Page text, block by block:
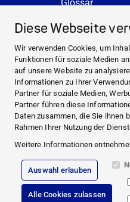
Diese Webseite
Wir verwenden Cookies, um
Funktionen für soziale Medien
auf unsere Website zu
Informationen zu Ihrer
Partner für soziale Medien,
Partner führen diese
Daten zusammen, die Sie ihnen
Rahmen Ihrer Nutzung der
Weitere Informationen
Auswahl erlauben
Alle Cookies zulassen
Glossar
SERVICE
Fachberatung
DESINFACTS
Newsletter
Konzentrat-
Weiterführende
Über uns
Fachberatung
NEWS UND
SERVICE